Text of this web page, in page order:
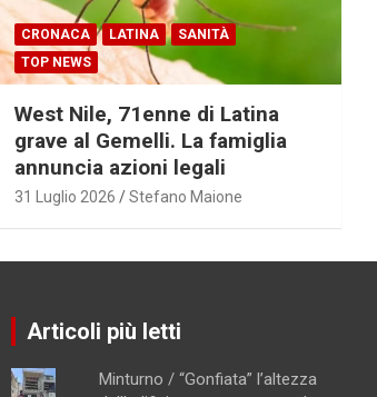
CRONACA LATINA
SANITÀ
TOP NEWS
West Nile, 71enne di Latina
grave al Gemelli. La famiglia
annuncia azioni legali
31 Luglio 2026 Stefano Maione
Articoli più letti
Minturno / “Gonfiata” l’altezza